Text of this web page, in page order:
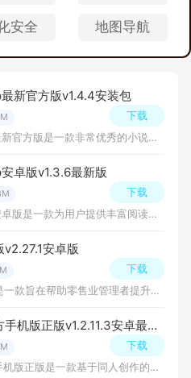
安全 地图导航
新官方版v1.4.4安装包
独阅读小说app最新官方版是一款非常优秀的小说阅读软件，界面简单清晰，操作简单易懂，阅读体验流畅，小说资源更新及时，离线下载功能方便用户随时随地阅读，书签、历史记录等功能方便用户管理阅读进度。
下载
卓版v1.3.6最新版
奇趣读书馆app安卓版是一款为用户提供丰富阅读体验的app，软件内有各种类型的书籍，包括小说、科幻、历史、传记等多个领域，让用户能够随时随地畅享精彩的阅读世界，有需要的朋友快来下载吧！
下载
安卓版
零售共场手机版是一款旨在帮助零售业管理者提升运营效率和顾客满意度的管理软件，软件提供了全面的共场资源管理、员工调度、数据分析和顾客反馈等功能，帮助零售业管理者高效运营共享空间，提供优质的购物体验。
下载
骨碌碌APP官方手机版正版v1.2.11.3安卓最新版
骨碌碌APP官方手机版正版是一款基于同人创作的开放世界，每一位用户都可以将自己创作的内容融入到小说平台中，组成有着无限细节的文字世界，免费下载安装吧！
下载